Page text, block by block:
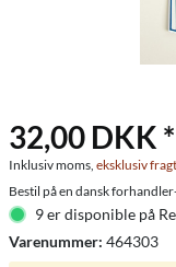
32,00 DKK *
Inklusiv moms, eksklusiv fragt
Bestil på en dansk
9 er disponible på
Varenummer: 464303